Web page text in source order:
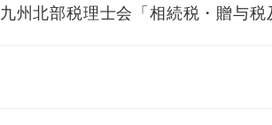
九州北部税理士会「相続税・贈与